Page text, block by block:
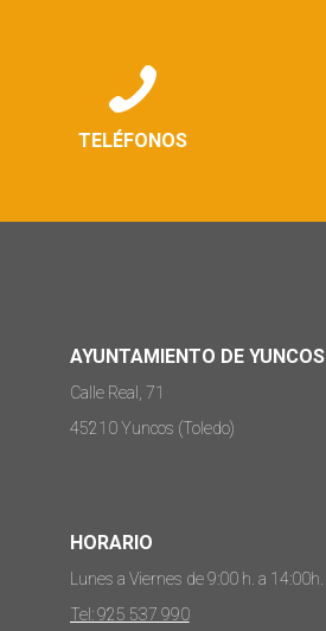
TELÉFONOS
AYUNTAMIENTO DE YUNCOS
Calle Real, 71
45210 Yuncos (Toledo)
HORARIO
Lunes a Viernes de 9:00 h. a 14:00h.
Tel: 925 537 990